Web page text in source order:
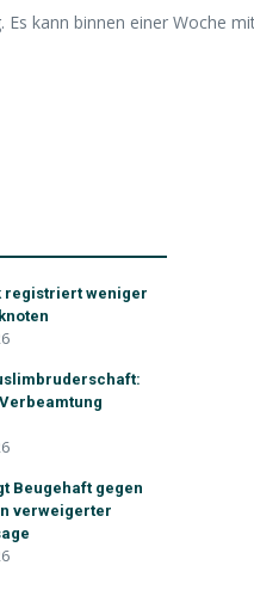
kann binnen einer Woche
registriert weniger
Beugehaft gegen
verweigerter